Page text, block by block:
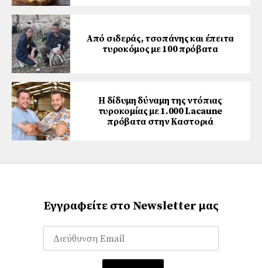
Από σιδεράς, τσοπάνης και έπειτα
τυροκόμος με 100 πρόβατα
Η δίδυμη δύναμη της ντόπιας
τυροκομίας με 1.000 Lacaune
πρόβατα στην Καστοριά
Εγγραφείτε στο Newsletter μας